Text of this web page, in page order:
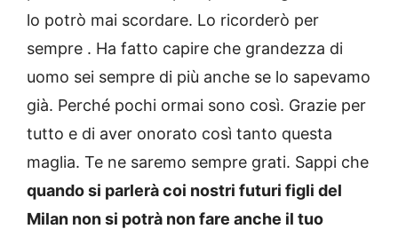
lo potrò mai scordare. Lo ricorderò per
sempre . Ha fatto capire che grandezza di
uomo sei sempre di più anche se lo sapevamo
già. Perché pochi ormai sono così. Grazie per
tutto e di aver onorato così tanto questa
maglia. Te ne saremo sempre grati. Sappi che
quando si parlerà coi nostri futuri figli del
Milan non si potrà non fare anche il tuo